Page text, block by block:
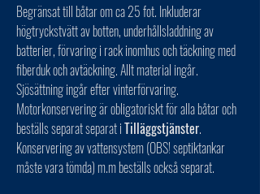
Begränsat till båtar om ca 25 fot. Inkluderar
högtryckstvätt av botten, underhållsladdning av
batterier, förvaring i rack inomhus och täckning med
fiberduk och avtäckning. Allt material ingår.
Sjösättning ingår efter vinterförvaring.
Motorkonservering är obligatoriskt för alla båtar och
beställs separat separat iTilläggstjänster.
Konservering av vattensystem (OBS! septiktankar
måste vara tömda) m.m beställs också separat.